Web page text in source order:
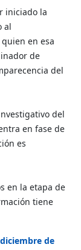
iniciado la
al
quien en esa
de
del
del
en fase de
es
en la etapa de
tiene
de